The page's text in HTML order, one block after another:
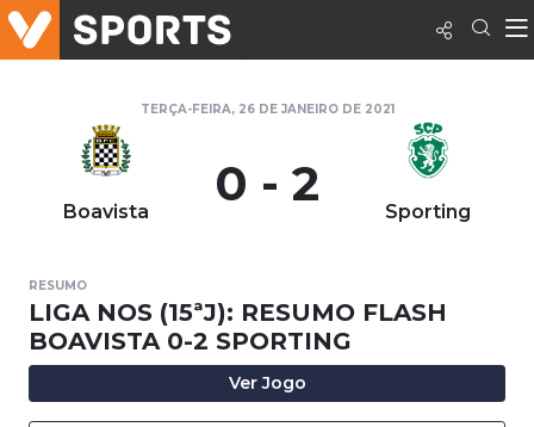
TERÇA-FEIRA, 26 DE JANEIRO DE 2021
Boavista 0 - 2 Sporting
RESUMO
LIGA NOS (15ªJ): RESUMO FLASH
BOAVISTA 0-2 SPORTING
Ver Jogo